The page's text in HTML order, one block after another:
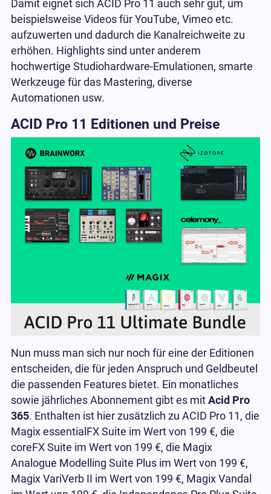
Damit eignet sich ACID Pro 11 auch sehr gut, um
beispielsweise Videos für YouTube, Vimeo etc.
aufzuwerten und dadurch die Kanalreichweite zu
erhöhen. Highlights sind unter anderem
hochwertige Studiohardware-Emulationen, smarte
Werkzeuge für das Mastering, diverse
Automationen usw.
ACID Pro 11 Editionen und Preise
Nun muss man sich nur noch für eine der Editionen
entscheiden, die für jeden Anspruch und Geldbeutel
die passenden Features bietet. Ein monatliches
sowie jährliches Abonnement gibt es mit Acid Pro
365. Enthalten ist hier zusätzlich zu ACID Pro 11, die
Magix essentialFX Suite im Wert von 199 €, die
coreFX Suite im Wert von 199 €, die Magix
Analogue Modelling Suite Plus im Wert von 199 €,
Magix VariVerb II im Wert von 199 €, Magix Vandal